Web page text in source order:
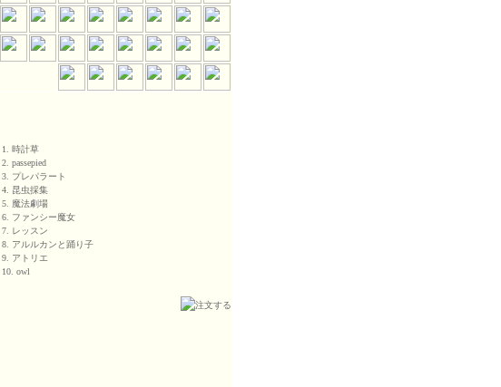
1. 時計草
2. passepied
3. プレパラート
4. 昆虫採集
5. 魔法劇場
6. ファンシー魔女
7. レッスン
8. アルルカンと踊り子
9. アトリエ
10. owl